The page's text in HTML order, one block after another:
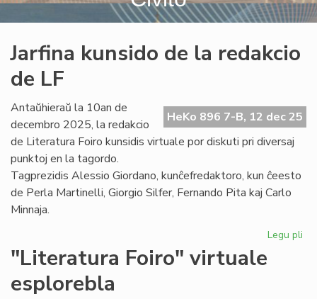
Jarfina kunsido de la redakcio
de LF
HeKo 896 7-B, 12 dec 25
Antaŭhieraŭ la 10an de
decembro 2025, la redakcio
de Literatura Foiro kunsidis virtuale por diskuti pri diversaj
punktoj en la tagordo.
Tagprezidis Alessio Giordano, kunĉefredaktoro, kun ĉeesto
de Perla Martinelli, Giorgio Silfer, Fernando Pita kaj Carlo
Minnaja.
Legu pli
"Literatura Foiro" virtuale
esplorebla